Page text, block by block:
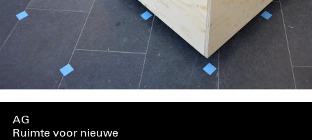
AG
Ruimte voor nieuwe